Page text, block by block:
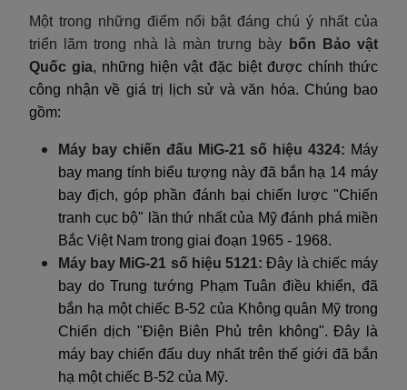
Một trong những điểm nổi bật đáng chú ý nhất của
triển lãm trong nhà là màn trưng bày
bốn Bảo vật
Quốc gia, những hiện vật đặc biệt được chính thức
công nhận về giá trị lịch sử và văn hóa. Chúng bao
gồm:
Máy bay chiến đấu MiG-21 số hiệu 4324: Máy
bay mang tính biểu tượng này đã bắn hạ 14 máy
bay địch, góp phần đánh bại chiến lược "Chiến
tranh cục bộ" lần thứ nhất của Mỹ đánh phá miền
Bắc Việt Nam trong giai đoạn 1965 - 1968.
Máy bay MiG-21 số hiệu 5121: Đây là chiếc máy
bay do Trung tướng Phạm Tuân điều khiển, đã
bắn hạ một chiếc B-52 của Không quân Mỹ trong
Chiến dịch "Điện Biên Phủ trên không". Đây là
máy bay chiến đấu duy nhất trên thế giới đã bắn
hạ một chiếc B-52 của Mỹ.